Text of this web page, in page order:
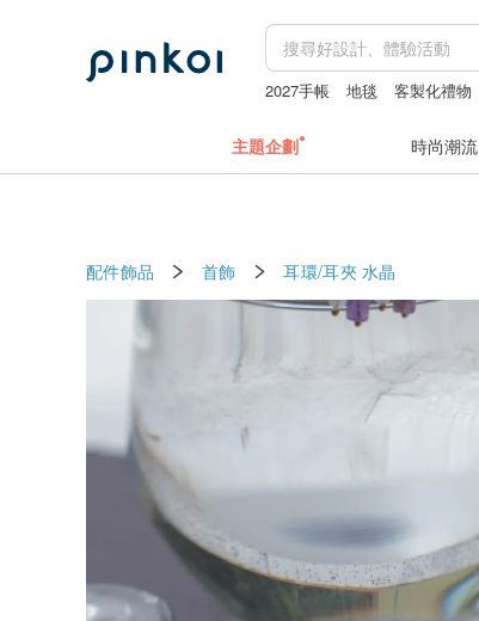
2027手帳 地毯 客製化禮物
主題企劃 時尚潮流
配件飾品 首飾 耳環/耳夾 水晶